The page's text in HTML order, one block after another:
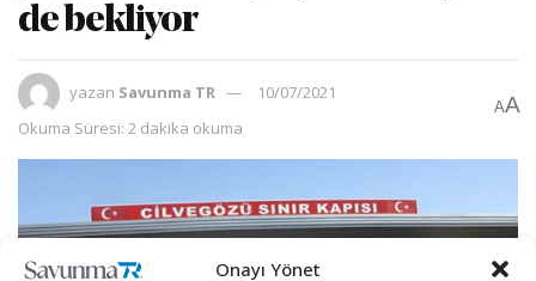
Onayı Yönet
de bekliyor
yazan Savunma TR
10/07/2021
Okuma Süresi: 2 dakika okuma
AA